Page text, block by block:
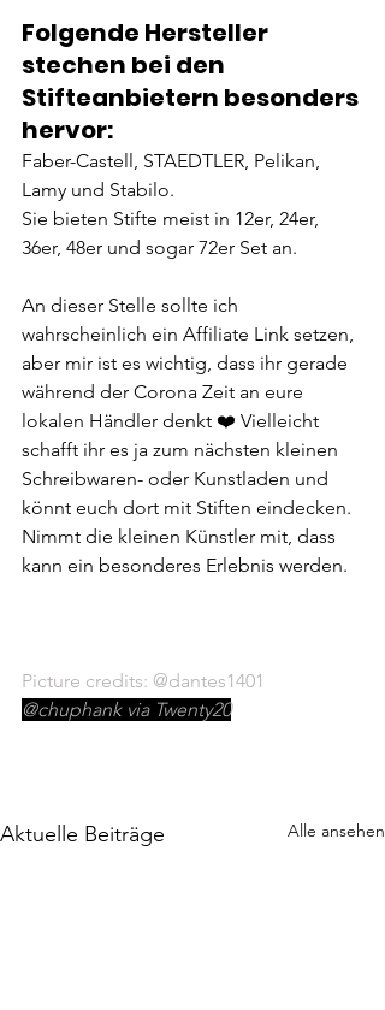
Folgende Hersteller
stechen bei den
Stifteanbietern besonders
hervor:
Faber-Castell, STAEDTLER, Pelikan,
Lamy und Stabilo.
Sie bieten Stifte meist in 12er, 24er,
36er, 48er und sogar 72er Set an.
An dieser Stelle sollte ich
wahrscheinlich ein Affiliate Link setzen,
aber mir ist es wichtig, dass ihr gerade
während der Corona Zeit an eure
lokalen Händler denkt ❤️ Vielleicht
schafft ihr es ja zum nächsten kleinen
Schreibwaren- oder Kunstladen und
könnt euch dort mit Stiften eindecken.
Nimmt die kleinen Künstler mit, dass
kann ein besonderes Erlebnis werden.
Picture credits: @dantes1401
@chuphank via Twenty20
Aktuelle Beiträge Alle ansehen